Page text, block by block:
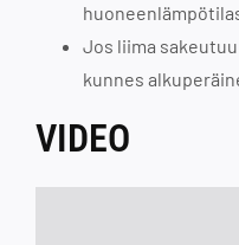
Jos liima
kunnes
VIDEO